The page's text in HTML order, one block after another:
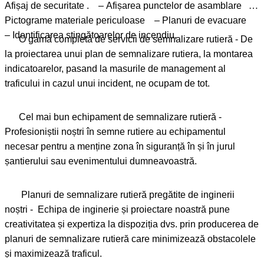
Afișaj de securitate . – Afișarea punctelor de asamblare –
Pictograme materiale periculoase – Planuri de evacuare
– Identificarea stingătoarelor de incendiu,
O gamă completă de servicii de semnalizare rutieră - De
la proiectarea unui plan de semnalizare rutiera, la montarea
indicatoarelor, pasand la masurile de management al
traficului in cazul unui incident, ne ocupam de tot.
Cel mai bun echipament de semnalizare rutieră -
Profesioniștii noștri în semne rutiere au echipamentul
necesar pentru a menține zona în siguranță în și în jurul
șantierului sau evenimentului dumneavoastră.
noștri - Echipa de inginerie și proiectare noastră pune
creativitatea și expertiza la dispoziția dvs. prin producerea de
planuri de semnalizare rutieră care minimizează obstacolele
și maximizează traficul.